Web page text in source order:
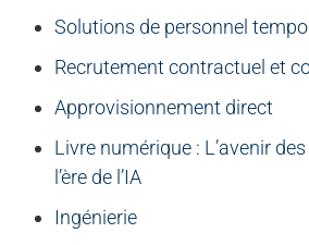
Solutions de personnel
Recrutement contractuel et
Approvisionnement direct
Livre numérique : L’avenir
l’ère de l’IA
Ingénierie